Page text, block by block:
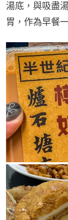
湯底，與吸盡
胃，作為早餐